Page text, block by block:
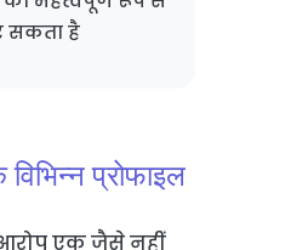
है
प्रोफाइल
एक जैसे नहीं